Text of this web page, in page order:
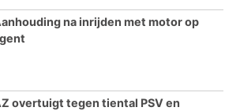
na inrijden met motor op
overtuigt tegen tiental PSV en